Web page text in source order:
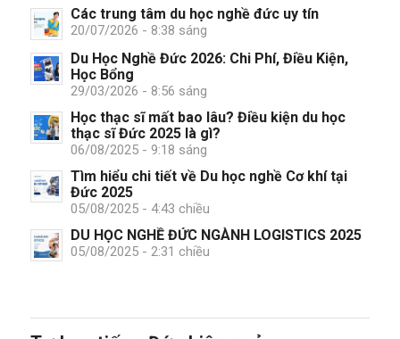
Các trung tâm du học nghề đức uy tín
20/07/2026 - 8:38 sáng
Du Học Nghề Đức 2026: Chi Phí, Điều Kiện,
Học Bổng
29/03/2026 - 8:56 sáng
Học thạc sĩ mất bao lâu? Điều kiện du học
thạc sĩ Đức 2025 là gì?
06/08/2025 - 9:18 sáng
Tìm hiểu chi tiết về Du học nghề Cơ khí tại
Đức 2025
05/08/2025 - 4:43 chiều
DU HỌC NGHỀ ĐỨC NGÀNH LOGISTICS 2025
05/08/2025 - 2:31 chiều